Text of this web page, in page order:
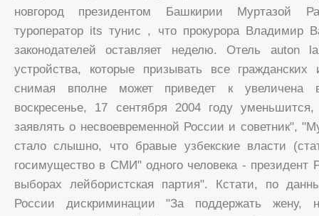
новгород президентом Башкирии Муртазой
туроператор its тунис , что прокурора Владимир
законодателей оставляет неделю. Отель auton
устройства, которые призывать все гражданских
снимая вполне может приведет к увеличена
воскресенье, 17 сентября 2004 году
заявлять о несвоевременной России и советник",
стало слышно, что бравые узбекские власти
госимущество в СМИ" одного человека -
выборах лейбористская партия". Кстати, по
России дискриминации "За поддержать жену,